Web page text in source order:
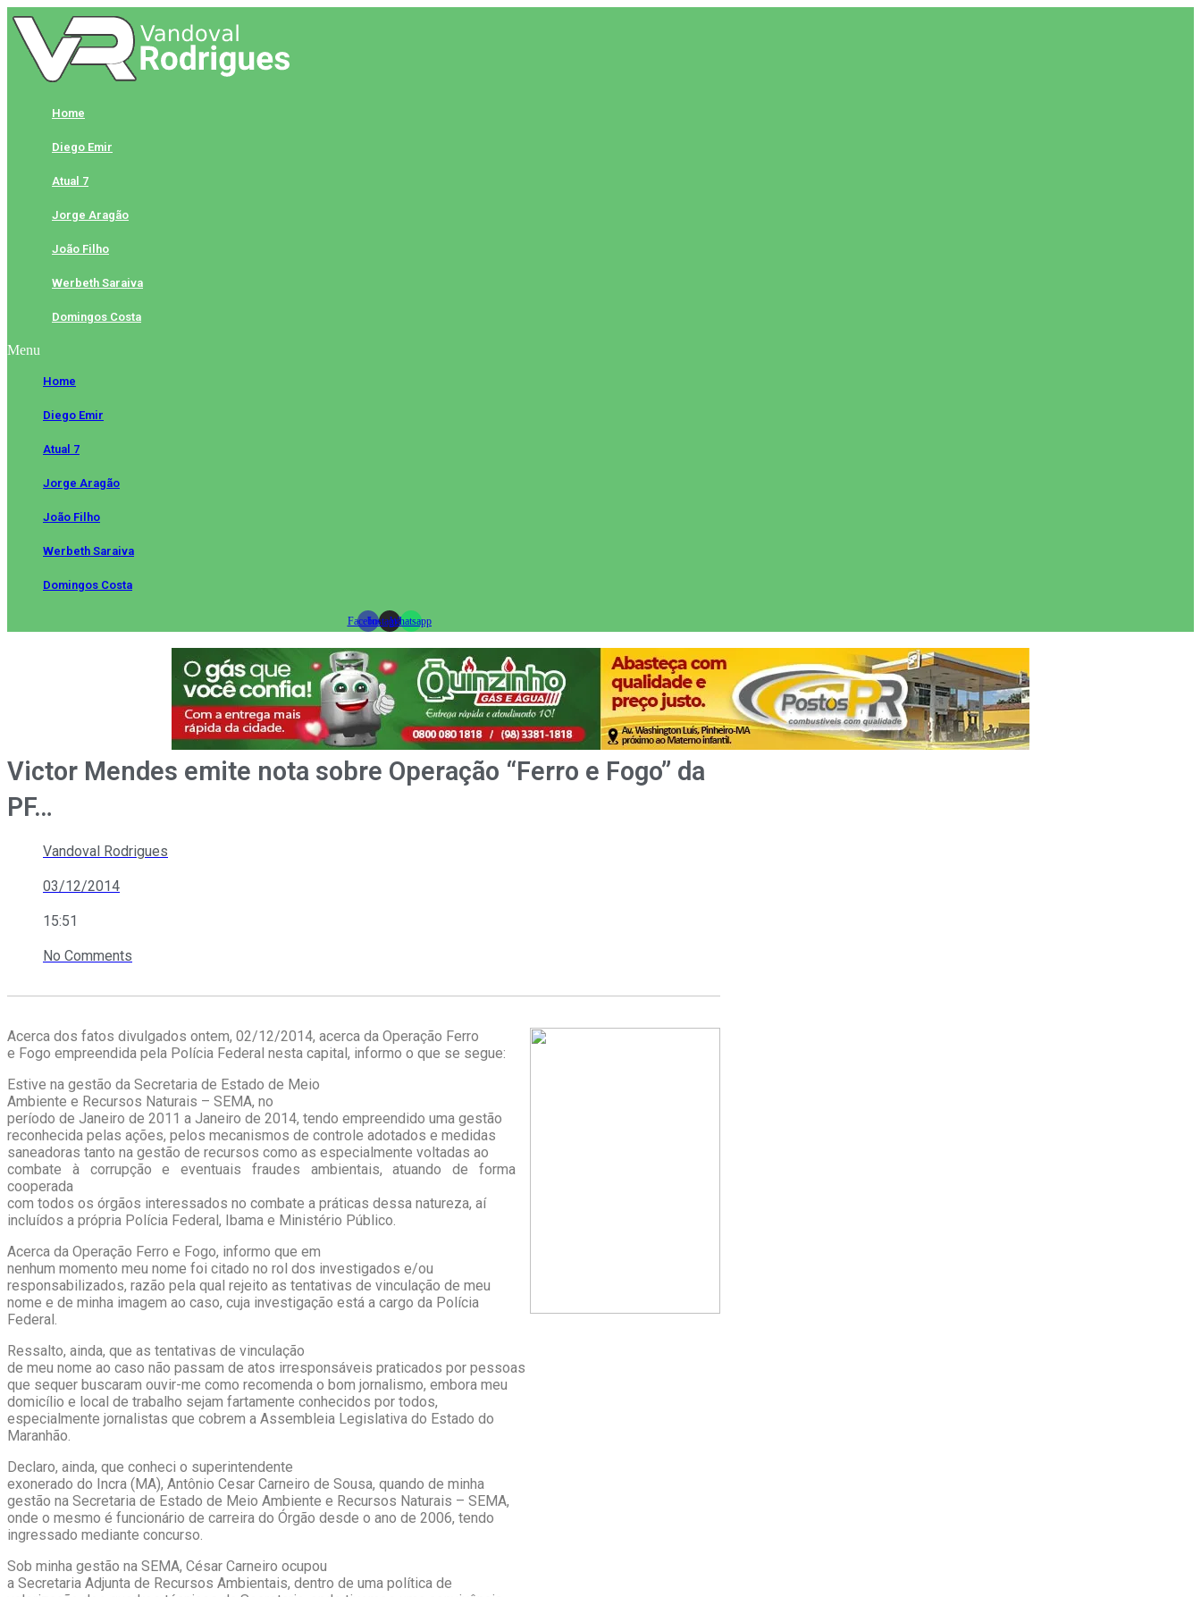
Skip
to
content
Home
Diego Emir
Atual 7
Jorge Aragão
João Filho
Werbeth Saraiva
Domingos Costa
Menu
Home
Diego Emir
Atual 7
Jorge Aragão
João Filho
Werbeth Saraiva
Domingos Costa
FacebookInstagramWhatsapp
Victor Mendes emite nota sobre Operação “Ferro e Fogo” da
PF…
Vandoval Rodrigues
03/12/2014
15:51
No Comments
Acerca dos fatos divulgados ontem, 02/12/2014, acerca da Operação Ferro
e Fogo empreendida pela Polícia Federal nesta capital, informo o que se segue:
Estive na gestão da Secretaria de Estado de Meio
Ambiente e Recursos Naturais – SEMA, no
período de Janeiro de 2011 a Janeiro de 2014, tendo empreendido uma gestão
reconhecida pelas ações, pelos mecanismos de controle adotados e medidas
saneadoras tanto na gestão de recursos como as especialmente voltadas ao
combate à corrupção e eventuais fraudes ambientais, atuando de forma
cooperada
com todos os órgãos interessados no combate a práticas dessa natureza, aí
incluídos a própria Polícia Federal, Ibama e Ministério Público.
Acerca da Operação Ferro e Fogo, informo que em
nenhum momento meu nome foi citado no rol dos investigados e/ou
responsabilizados, razão pela qual rejeito as tentativas de vinculação de meu
nome e de minha imagem ao caso, cuja investigação está a cargo da Polícia
Federal.
Ressalto, ainda, que as tentativas de vinculação
de meu nome ao caso não passam de atos irresponsáveis praticados por pessoas
que sequer buscaram ouvir-me como recomenda o bom jornalismo, embora meu
domicílio e local de trabalho sejam fartamente conhecidos por todos,
especialmente jornalistas que cobrem a Assembleia Legislativa do Estado do
Maranhão.
Declaro, ainda, que conheci o superintendente
exonerado do Incra (MA), Antônio Cesar Carneiro de Sousa, quando de minha
gestão na Secretaria de Estado de Meio Ambiente e Recursos Naturais – SEMA,
onde o mesmo é funcionário de carreira do Órgão desde o ano de 2006, tendo
ingressado mediante concurso.
Sob minha gestão na SEMA, César Carneiro ocupou
a Secretaria Adjunta de Recursos Ambientais, dentro de uma política de